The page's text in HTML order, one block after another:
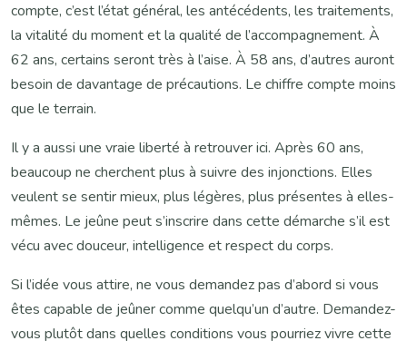
compte, c’est l’état général, les antécédents, les traitements,
la vitalité du moment et la qualité de l’accompagnement. À
62 ans, certains seront très à l’aise. À 58 ans, d’autres auront
besoin de davantage de précautions. Le chiffre compte moins
que le terrain.
Il y a aussi une vraie liberté à retrouver ici. Après 60 ans,
beaucoup ne cherchent plus à suivre des injonctions. Elles
veulent se sentir mieux, plus légères, plus présentes à elles-
mêmes. Le jeûne peut s’inscrire dans cette démarche s’il est
vécu avec douceur, intelligence et respect du corps.
Si l’idée vous attire, ne vous demandez pas d’abord si vous
êtes capable de jeûner comme quelqu’un d’autre. Demandez-
vous plutôt dans quelles conditions vous pourriez vivre cette